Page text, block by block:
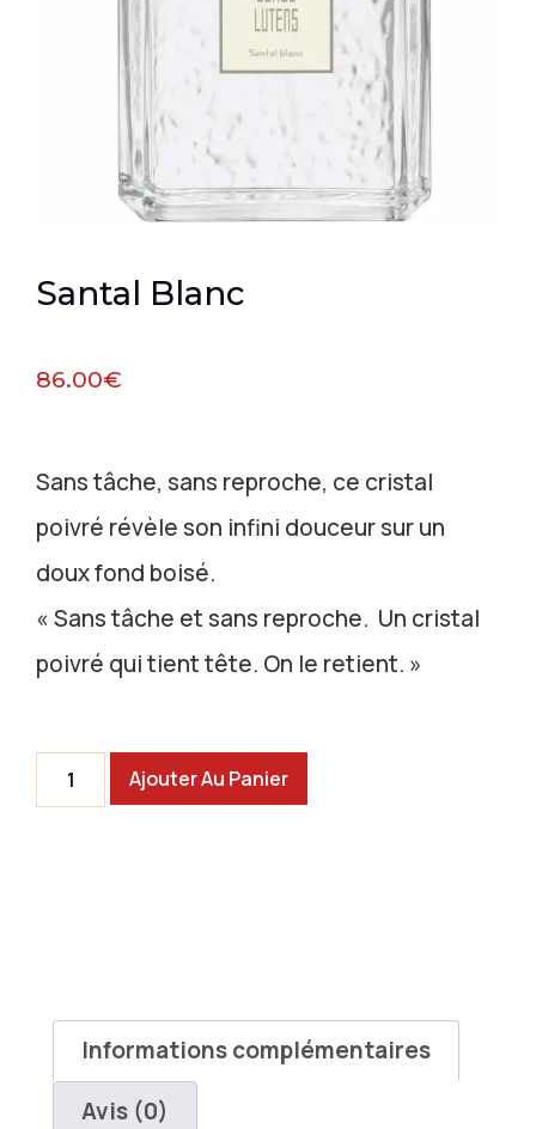
Santal Blanc
86.00€
Sans tâche, sans reproche, ce cristal
poivré révèle son infini douceur sur un
doux fond boisé.
« Sans tâche et sans reproche. Un cristal
poivré qui tient tête. On le retient. »
Ajouter Au Panier
Informations complémentaires
Avis (0)